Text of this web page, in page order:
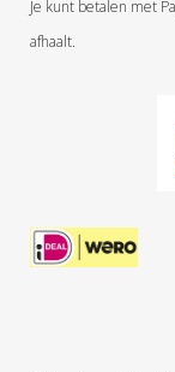
Je kunt betalen met
afhaalt.